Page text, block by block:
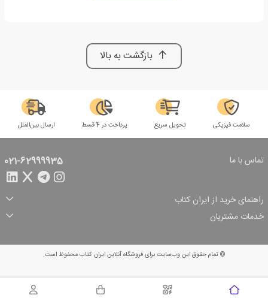
بازگشت به بالا
سلامت فیزیکی تحویل سریع پرداخت در 4 قسط ارسال بین‌الملل
تماس با ما 021-62999935
راهنمای خرید از ایران کتاب
ثبت سفارش
شرایط ارسال سفارش
شیوه پرداخت
تخفیف‌های خرید
خدمات مشتریان
© تمام حقوق این وب‌سایت برای فروشگاه آنلاین ایران کتاب محفوظ است.
سبد خرید